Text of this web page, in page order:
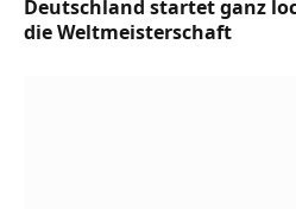
Deutschland startet ganz
die Weltmeisterschaft